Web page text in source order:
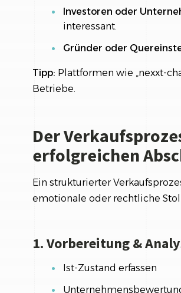
Investoren oder
interessant.
Gründer oder
Tipp: Plattformen wie „nexxt-
Betriebe.
Der
erfolgreichen
Ein strukturierter
emotionale oder rechtliche
1. Vorbereitung &
Ist-Zustand erfassen